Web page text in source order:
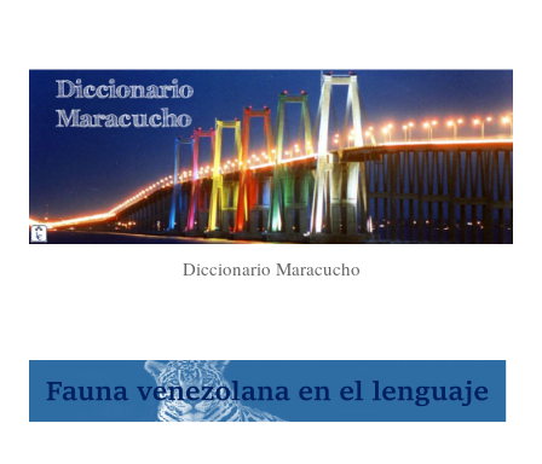
Diccionario Maracucho